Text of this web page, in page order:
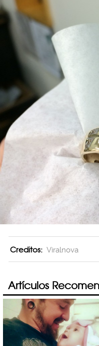
Creditos: Viralnova
Artículos